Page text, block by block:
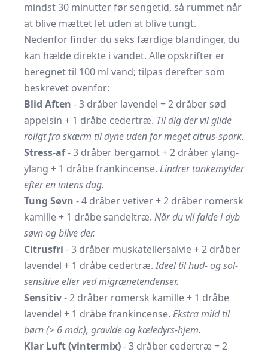
mindst 30 minutter før sengetid, så rummet når
at blive mættet let uden at blive tungt.
Nedenfor finder du seks færdige blandinger, du
kan hælde direkte i vandet. Alle opskrifter er
beregnet til 100 ml vand; tilpas derefter som
beskrevet ovenfor:
Blid Aften - 3 dråber lavendel + 2 dråber sød
appelsin + 1 dråbe cedertræ. Til dig der vil glide
roligt fra skærm til dyne uden for meget citrus-spark.
Stress-af- 3 dråber bergamot + 2 dråber ylang-
ylang + 1 dråbe frankincense. Lindrer tankemylder
efter en intens dag.
Tung Søvn - 4 dråber vetiver + 2 dråber romersk
kamille + 1 dråbe sandeltræ. Når du vil falde i dyb
søvn og blive der.
Citrusfri - 3 dråber muskatellersalvie + 2 dråber
lavendel + 1 dråbe cedertræ.Ideel til hud- og sol-
sensitive eller ved migrænetendenser.
Sensitiv- 2 dråber romersk kamille + 1 dråbe
lavendel + 1 dråbe frankincense. Ekstra mild til
børn (> 6 mdr.), gravide og kæledyrs-hjem.
Klar Luft (vintermix)- 3 dråber cedertræ + 2